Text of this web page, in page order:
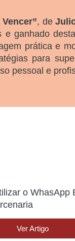
, de
e ganhado
prática e
para
pessoal e
o WhasApp
Ver Artigo